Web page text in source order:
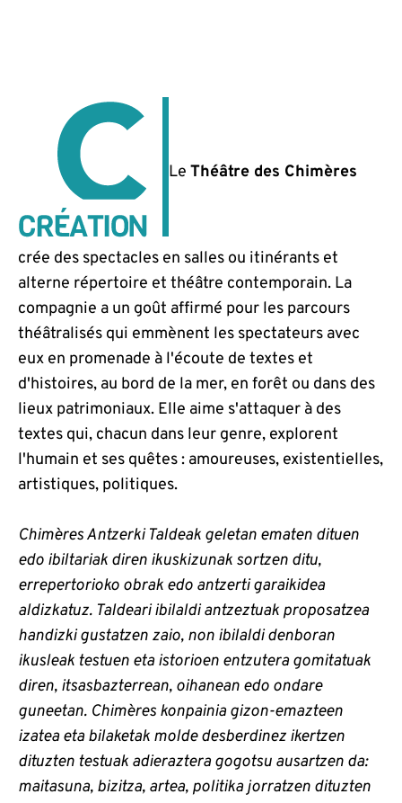
Le Théâtre des Chimères
crée des spectacles en salles ou itinérants et
alterne répertoire et théâtre contemporain. La
compagnie a un goût affirmé pour les parcours
théâtralisés qui emmènent les spectateurs avec
eux en promenade à l'écoute de textes et
d'histoires, au bord de la mer, en forêt ou dans des
lieux patrimoniaux. Elle aime s'attaquer à des
textes qui, chacun dans leur genre, explorent
l'humain et ses quêtes : amoureuses, existentielles,
artistiques, politiques.
Chimères Antzerki Taldeak geletan ematen dituen
edo ibiltariak diren ikuskizunak sortzen ditu,
errepertorioko obrak edo antzerti garaikidea
aldizkatuz. Taldeari ibilaldi antzeztuak proposatzea
handizki gustatzen zaio, non ibilaldi denboran
ikusleak testuen eta istorioen entzutera gomitatuak
diren, itsasbazterrean, oihanean edo ondare
guneetan. Chimères konpainia gizon-emazteen
izatea eta bilaketak molde desberdinez ikertzen
dituzten testuak adieraztera gogotsu ausartzen da:
maitasuna, bizitza, artea, politika jorratzen dituzten